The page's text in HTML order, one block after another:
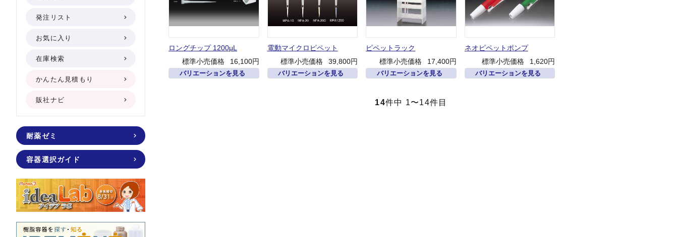
ロングチップ 1200μL
標準小売価格
16,100円
バリエーションを見る
電動マイクロピペット
標準小売価格
39,800円
バリエーションを見る
ピペットラック
標準小売価格
17,400円
バリエーションを見る
ネオピペットポンプ
標準小売価格
1,620円
バリエーションを見る
14件中 1〜14件目
発注リスト
お気に入り
在庫検索
かんたん見積もり
販社ナビ
耐薬ゼミ
容器選択ガイド